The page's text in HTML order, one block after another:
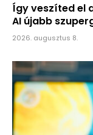
Így veszíted el
AI újabb
2026. augusztus 8.